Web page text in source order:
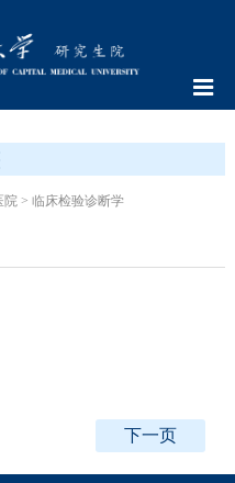
院> 临床检验诊断学
下一页